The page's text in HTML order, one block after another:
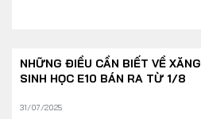
NHỮNG ĐIỀU CẦN BIẾT VỀ XĂNG
SINH HỌC E10 BÁN RA TỪ 1/8
31/07/2025